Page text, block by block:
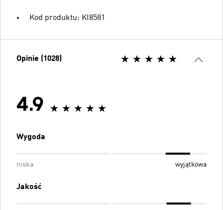
Kod produktu: KI8581
Opinie (1028)
4.9
Wygoda
niska wyjątkowa
Jakość